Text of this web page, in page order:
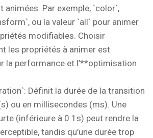
animées. Par exemple, `color`,
ou la valeur `all` pour animer
modifiables. Choisir
les propriétés à animer est
la performance et l’**optimisation
Définit la durée de la transition
ou en millisecondes (ms). Une
(inférieure à 0.1s) peut rendre la
tandis qu’une durée trop